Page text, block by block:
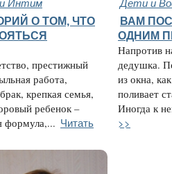
О ТОМ, ЧТО
престижный
работа,
крепкая семья,
ребенок –
формула,... Читать
ВАМ
ОДНИМ
Напротив
дедушка.
из окна,
поливает
Иногда к
>>